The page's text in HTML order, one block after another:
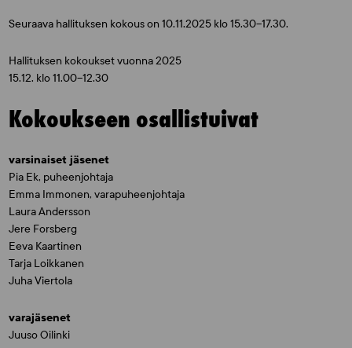
Seuraava hallituksen kokous on 10.11.2025 klo 15.30–17.30.
Hallituksen kokoukset vuonna 2025
15.12. klo 11.00–12.30
Kokoukseen osallistuivat
varsinaiset jäsenet
Pia Ek, puheenjohtaja
Emma Immonen, varapuheenjohtaja
Laura Andersson
Jere Forsberg
Eeva Kaartinen
Tarja Loikkanen
Juha Viertola
varajäsenet
Juuso Oilinki